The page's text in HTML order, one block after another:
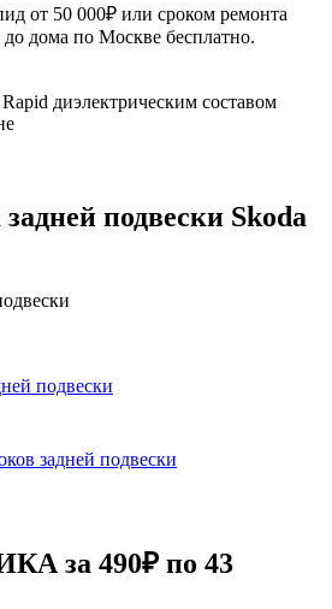
от 50 000₽ или сроком ремонта
до дома по Москве бесплатно.
диэлектрическим составом
подвески Skoda
подвески
задней подвески
за 490₽ по 43